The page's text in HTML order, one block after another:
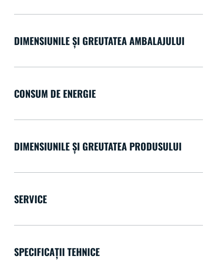
DIMENSIUNILE ȘI GREUTATEA AMBALAJULUI
CONSUM DE ENERGIE
DIMENSIUNILE ȘI GREUTATEA PRODUSULUI
SERVICE
SPECIFICAȚII TEHNICE